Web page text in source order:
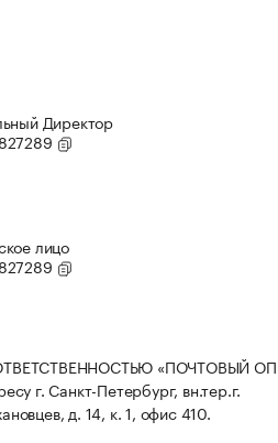
Директор
лицо
«ПОЧТОВЫЙ
г. Санкт-Петербург, вн.тер.г.
д. 14, к. 1, офис 410.